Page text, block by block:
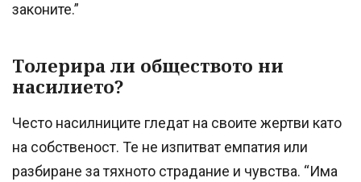
законите.”
Толерира ли обществото ни
насилието?
Често насилниците гледат на своите жертви като
на собственост. Те не изпитват емпатия или
разбиране за тяхното страдание и чувства. “Има